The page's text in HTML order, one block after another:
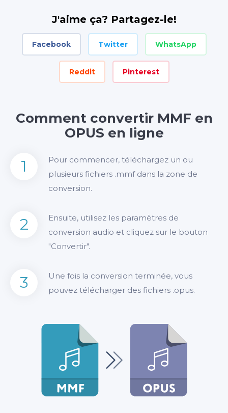
J'aime ça? Partagez-le!
Facebook Twitter WhatsApp
Reddit Pinterest
Comment convertir MMF en
OPUS en ligne
1
Pour commencer, téléchargez un ou
plusieurs fichiers .mmf dans la zone de
conversion.
2
Ensuite, utilisez les paramètres de
conversion audio et cliquez sur le bouton
"Convertir".
3
Une fois la conversion terminée, vous
pouvez télécharger des fichiers .opus.